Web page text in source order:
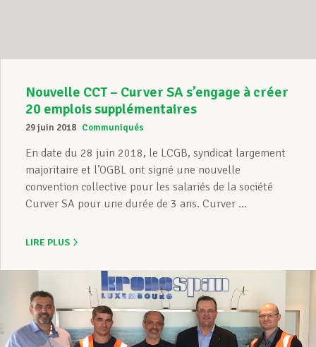
Nouvelle CCT – Curver SA s’engage à créer
20 emplois supplémentaires
29 juin 2018 Communiqués
En date du 28 juin 2018, le LCGB, syndicat largement
majoritaire et l’OGBL ont signé une nouvelle
convention collective pour les salariés de la société
Curver SA pour une durée de 3 ans. Curver ...
LIRE PLUS